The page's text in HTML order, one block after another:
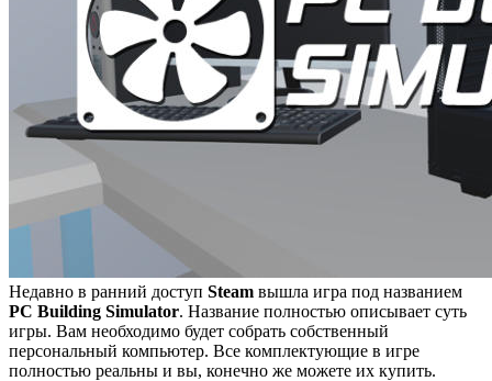
Недавно в ранний доступ Steam вышла игра под названием
PC Building Simulator. Название полностью описывает суть
игры. Вам необходимо будет собрать собственный
персональный компьютер. Все комплектующие в игре
полностью реальны и вы, конечно же можете их купить.